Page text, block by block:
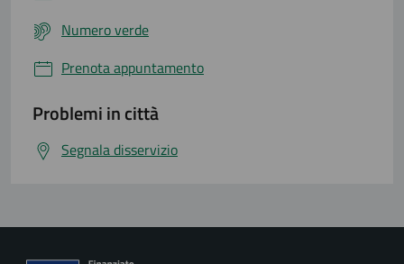
Numero verde
Prenota appuntamento
Problemi in città
Segnala disservizio